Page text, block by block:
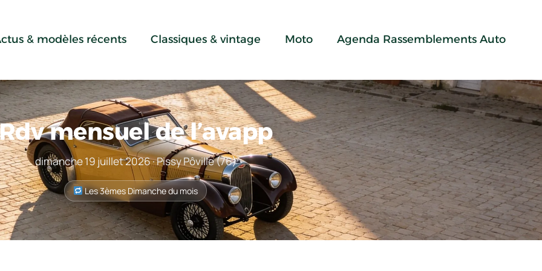
& modèles récents Classiques & vintage Moto Agenda Rassemblements Auto
mensuel de l’avapp
dimanche 19 juillet 2026 · Pissy Pôville (76)
Les 3èmes Dimanche du mois